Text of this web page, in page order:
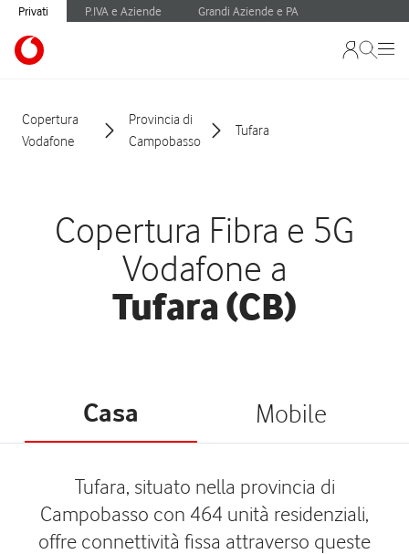
Privati P.IVA e Aziende Grandi Aziende e PA
Copertura
Vodafone
Provincia di
Campobasso
Tufara
Copertura Fibra e 5G
Vodafone a
Tufara (CB)
Casa Mobile
Tufara, situato nella provincia di
Campobasso con 464 unità residenziali,
offre connettività fissa attraverso queste